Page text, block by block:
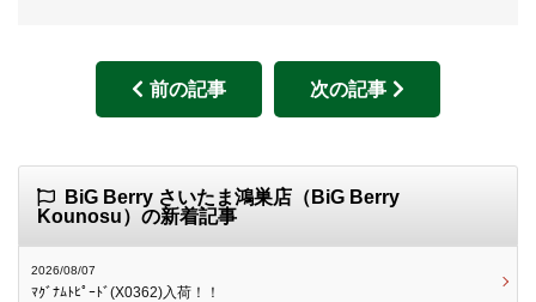
前の記事 次の記事
BiG Berry さいたま鴻巣店（BiG Berry
Kounosu）の新着記事
2026/08/07
ﾏｸﾞﾅﾑﾄﾋﾟｰﾄﾞ(X0362)入荷！！